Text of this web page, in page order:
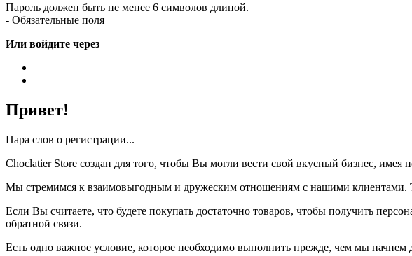
Пароль должен быть не менее 6 символов длиной.
- Обязательные поля
Или войдите через
Привет!
Пара слов о регистрации...
Choclatier Store создан для того, чтобы Вы могли вести свой вкусный бизнес,
Мы стремимся к взаимовыгодным и дружеским отношениям с нашими клиентами.
Если Вы считаете, что будете покупать достаточно товаров, чтобы получить
обратной связи.
Есть одно важное условие, которое необходимо выполнить прежде, чем мы начнем